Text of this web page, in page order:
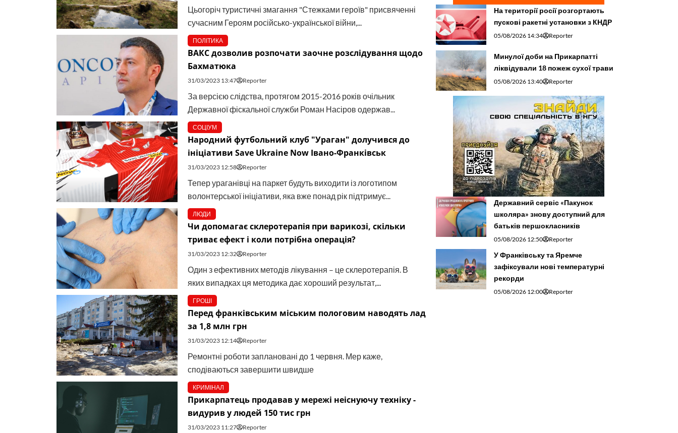
Цьогоріч туристичні змагання "Стежками героїв" присвяченні
сучасним Героям російсько-української війни,...
ПОЛІТИКА
ВАКС дозволив розпочати заочне розслідування щодо
Бахматюка
31/03/2023 13:47 Reporter
За версією слідства, протягом 2015-2016 років очільник
Державної фіскальної служби Роман Насіров одержав...
СОЦІУМ
Народний футбольний клуб "Ураган" долучився до
ініціативи Save Ukraine Now Івано-Франківськ
31/03/2023 12:58 Reporter
Тепер ураганівці на паркет будуть виходити із логотипом
волонтерської ініціативи, яка вже понад рік підтримує...
ЛЮДИ
Чи допомагає склеротерапія при варикозі, скільки
триває ефект і коли потрібна операція?
31/03/2023 12:32 Reporter
Один з ефективних методів лікування – це склеротерапія. В
яких випадках ця методика дає хороший результат,...
ГРОШІ
Перед франківським міським пологовим наводять лад
за 1,8 млн грн
31/03/2023 12:14 Reporter
Ремонтні роботи заплановані до 1 червня. Мер каже,
сподіваються завершити швидше
КРИМІНАЛ
Прикарпатець продавав у мережі неіснуючу техніку -
видурив у людей 150 тис грн
31/03/2023 11:27 Reporter
На території росії розгортають
пускові ракетні установки з КНДР
05/08/2026 14:34 Reporter
Минулої доби на Прикарпатті
ліквідували 18 пожеж сухої трави
05/08/2026 13:40 Reporter
Державний сервіс «Пакунок
школяра» знову доступний для
батьків першокласників
05/08/2026 12:50 Reporter
У Франківську та Яремче
зафіксували нові температурні
рекорди
05/08/2026 12:00 Reporter